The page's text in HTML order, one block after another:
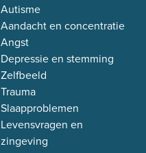
Autisme
Aandacht en concentratie
Angst
Depressie en stemming
Zelfbeeld
Trauma
Slaapproblemen
Levensvragen en
zingeving